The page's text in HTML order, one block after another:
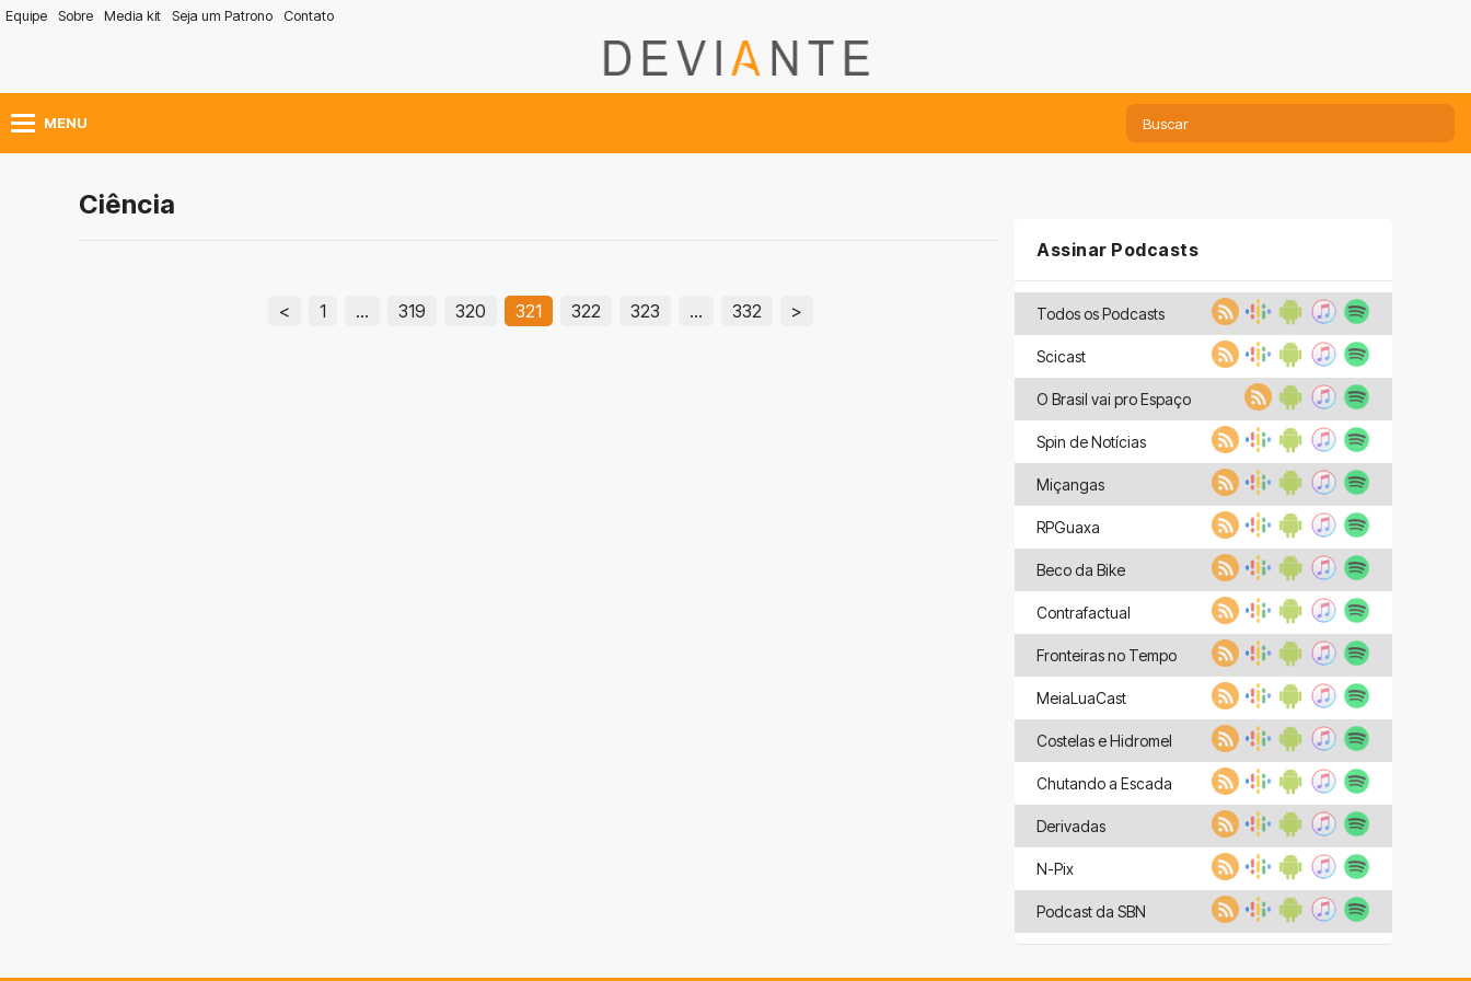
Equipe Sobre Media kit Seja um Patrono Contato
MENU
Ciência
< 1 … 319 320 321 322 323 … 332 >
Assinar Podcasts
Todos os Podcasts
Scicast
O Brasil vai pro Espaço
Spin de Notícias
Miçangas
RPGuaxa
Beco da Bike
Contrafactual
Fronteiras no Tempo
MeiaLuaCast
Costelas e Hidromel
Chutando a Escada
Derivadas
N-Pix
Podcast da SBN